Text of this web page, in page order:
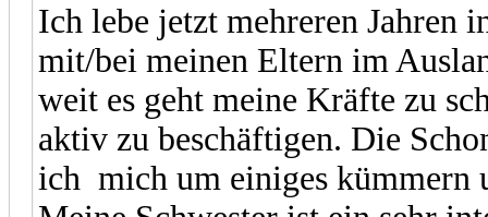
Ich lebe jetzt mehreren Jahren
mit/bei meinen Eltern im
weit es geht meine Kräfte zu
aktiv zu beschäftigen. Die
ich mich um einiges kümmern